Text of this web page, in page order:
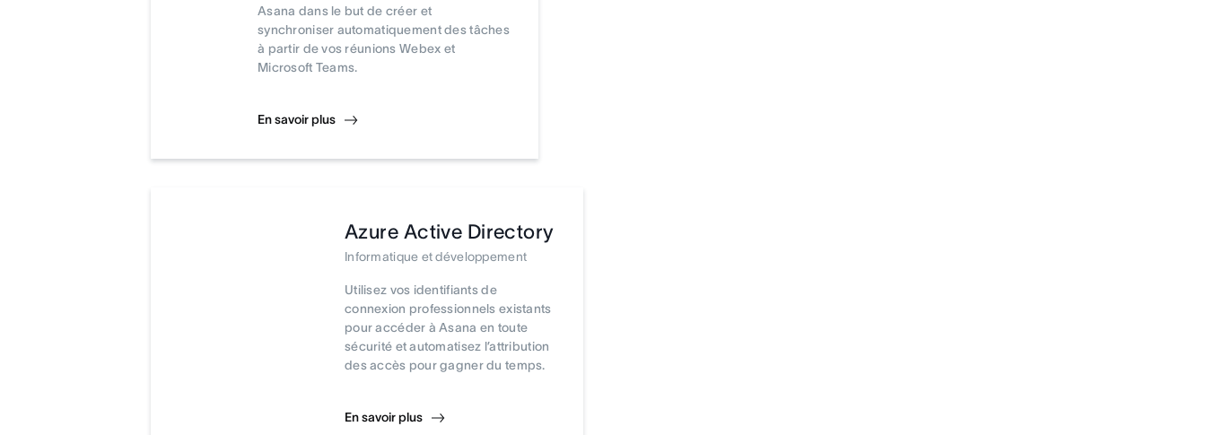
Asana dans le but de créer et
synchroniser automatiquement des tâches
à partir de vos réunions Webex et
Microsoft Teams.
En savoir plus
Azure Active Directory
Informatique et développement
Utilisez vos identifiants de
connexion professionnels existants
pour accéder à Asana en toute
sécurité et automatisez l’attribution
des accès pour gagner du temps.
En savoir plus